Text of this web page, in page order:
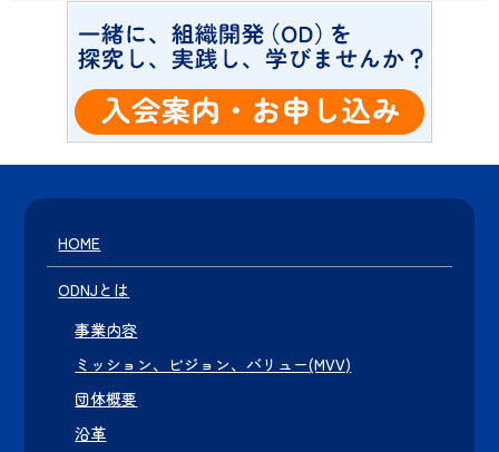
HOME
ODNJとは
事業内容
ミッション、ビジョン、バリュー(MVV)
団体概要
沿革